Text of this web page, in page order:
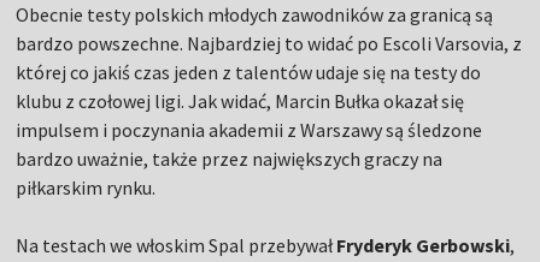
Obecnie testy polskich młodych zawodników za granicą są
bardzo powszechne. Najbardziej to widać po Escoli Varsovia, z
której co jakiś czas jeden z talentów udaje się na testy do
klubu z czołowej ligi. Jak widać, Marcin Bułka okazał się
impulsem i poczynania akademii z Warszawy są śledzone
bardzo uważnie, także przez największych graczy na
piłkarskim rynku.
Na testach we włoskim Spal przebywałFryderyk Gerbowski,